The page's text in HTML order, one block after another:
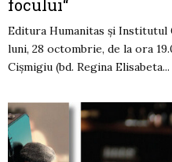
focului“
Editura Humanitas și Institutul
luni, 28 octombrie, de la ora
Cișmigiu (bd. Regina Elisabeta...